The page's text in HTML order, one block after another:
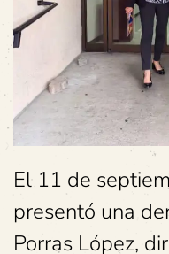
El 11 de
presentó una
Porras López,